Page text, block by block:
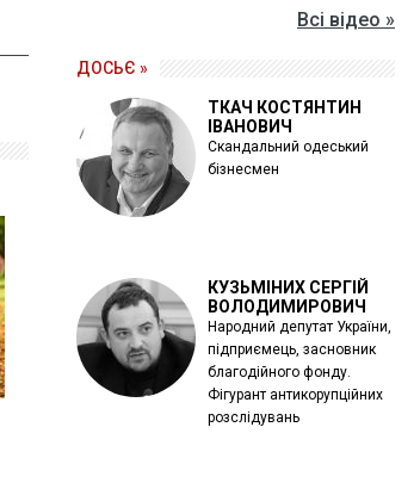
Всі відео »
ДОСЬЄ »
ТКАЧ КОСТЯНТИН
ІВАНОВИЧ
Скандальний одеський
бізнесмен
КУЗЬМІНИХ СЕРГІЙ
ВОЛОДИМИРОВИЧ
Народний депутат України,
підприємець, засновник
благодійного фонду.
Фігурант антикорупційних
розслідувань